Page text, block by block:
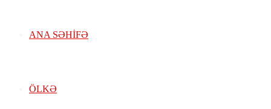
ANA SƏHIFƏ
ÖLKƏ